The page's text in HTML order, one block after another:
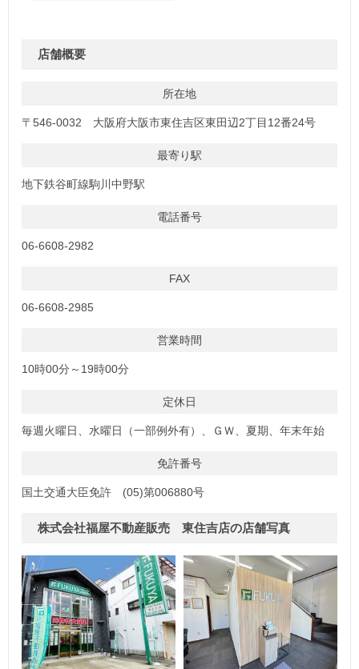
店舗概要
所在地
〒546-0032 大阪府大阪市東住吉区東田辺2丁目12番24号
最寄り駅
地下鉄谷町線駒川中野駅
電話番号
06-6608-2982
FAX
06-6608-2985
営業時間
10時00分～19時00分
定休日
毎週火曜日、水曜日（一部例外有）、ＧＷ、夏期、年末年始
免許番号
国土交通大臣免許 (05)第006880号
株式会社福屋不動産販売 東住吉店の店舗写真